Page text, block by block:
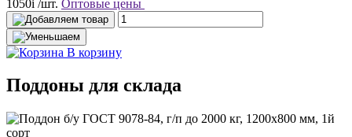
1050i /шт. Оптовые цены
В корзину
Поддоны для склада